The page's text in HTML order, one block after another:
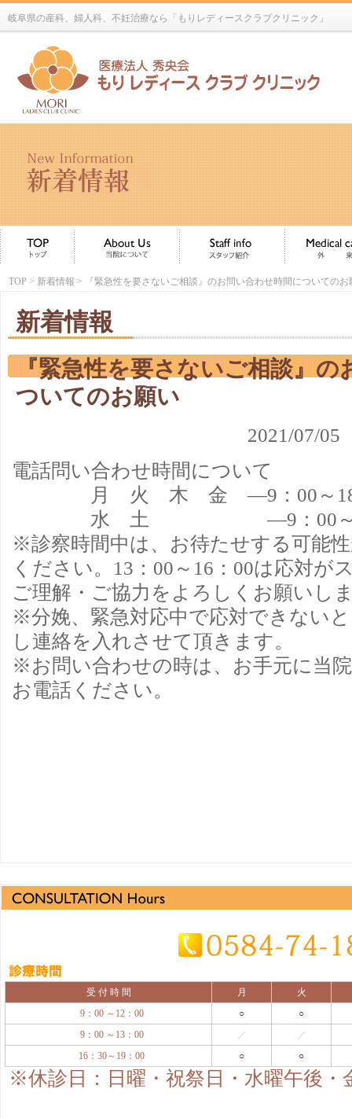
岐阜県の産科、婦人科、不妊治療なら「もりレディースクラブクリニック」
TOP > 新着情報 > 『緊急性を要さないご相談』のお問い合わせ時間についてのお
新着情報
『緊急性を要さないご相談』の
ついてのお願い
2021/07/
電話問い合わせ時間について
月 火 木 金 ―9 ： 00 ～
水 土 ―9 ： 00
※診察時間中は、お待たせする可能
ください。 13 ： 00 ～ 16 ： 00は応対が
ご理解・ご協力をよろしくお願いし
※分娩、緊急対応中で応対できない
し連絡を入れさせて頂きます。
※お問い合わせの時は、お手元に当
お電話ください。
受 付 時 間 月
火
9：00 ～12：00
○
○
9：00 ～13：00
／
／
16：30～19：00
○ ○
※休診日：日曜・祝祭日・水曜午後・